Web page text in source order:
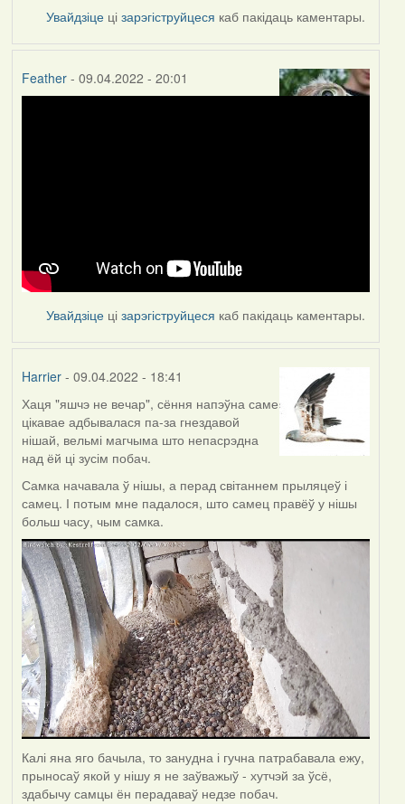
Увайдзіце цізарэгіструйцеся каб пакідаць каментары.
Feather- 09.04.2022 - 20:01
Увайдзіце цізарэгіструйцеся каб пакідаць каментары.
Harrier- 09.04.2022 - 18:41
Хаця "яшчэ не вечар", сёння напэўна саме
цікавае адбывалася па-за гнездавой
нішай, вельмі магчыма што непасрэдна
над ёй ці зусім побач.
Самка начавала ў нішы, а перад світаннем прыляцеў і
самец. І потым мне падалося, што самец правёў у нішы
больш часу, чым самка.
Калі яна яго бачыла, то занудна і гучна патрабавала ежу,
прыносаў якой у нішу я не заўважыў - хутчэй за ўсё,
здабычу самцы ён перадаваў недзе побач.